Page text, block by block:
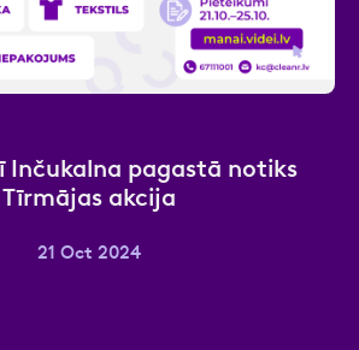
Inčukalna pagastā notiks
Tīrmājas akcija
21 Oct 2024